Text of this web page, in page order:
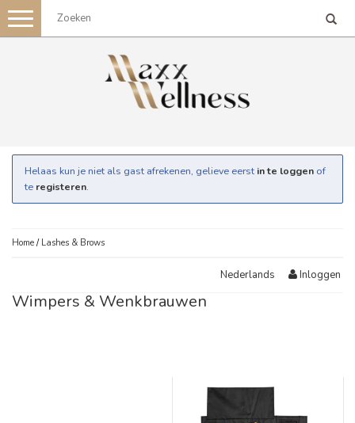
Toggle
navigation
Helaas kun je niet als gast afrekenen, gelieve eerst in te loggen of
te registeren.
Home / Lashes & Brows
Nederlands Inloggen
Wimpers & Wenkbrauwen